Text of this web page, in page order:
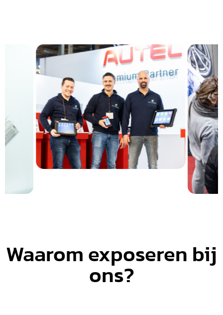
Waarom exposeren bij
ons?